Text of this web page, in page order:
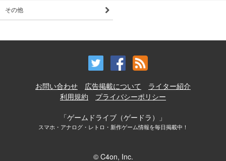
その他
お問い合わせ 広告掲載について
ライター紹介
利用規約
プライバシーポリシー
「ゲームドライブ（ゲードラ）」
スマホ・アナログ・レトロ・新作ゲーム情報を毎日掲載中！
© C4on, Inc.